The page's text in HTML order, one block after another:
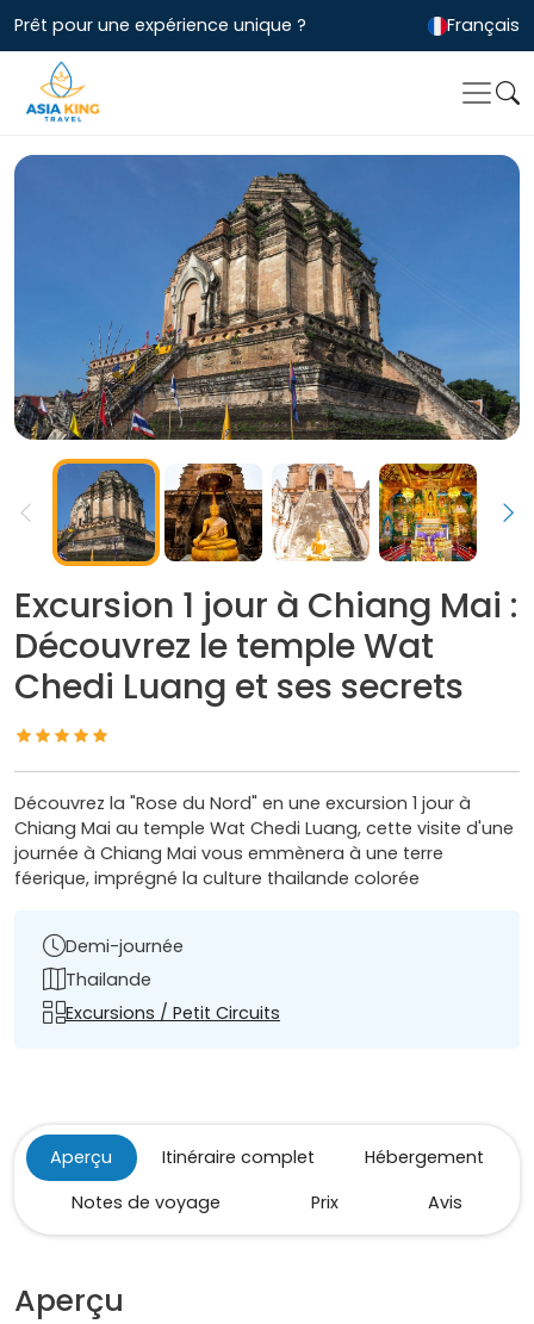
Prêt pour une expérience unique ? Français
Excursion 1 jour à Chiang Mai :
Découvrez le temple Wat
Chedi Luang et ses secrets
Découvrez la "Rose du Nord" en une excursion 1 jour à
Chiang Mai au temple Wat Chedi Luang, cette visite d'une
journée à Chiang Mai vous emmènera à une terre
féerique, imprégné la culture thailande colorée
Demi-journée
Thailande
Excursions / Petit Circuits
Aperçu Itinéraire complet
Hébergement
Notes de voyage
Prix Avis
Aperçu